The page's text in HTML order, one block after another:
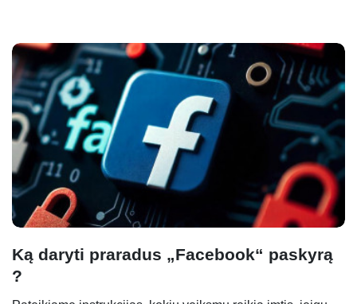
Ką daryti praradus „Facebook“ paskyrą
?